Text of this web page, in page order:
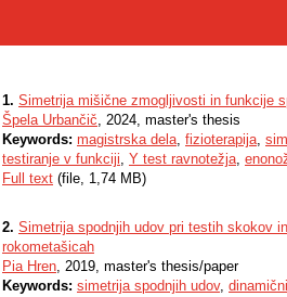
1. Simetrija mišične zmogljivosti in funkcije
Špela Urbančič, 2024, master's thesis
Keywords: magistrska dela, fizioterapija,
testiranje v funkciji, Y test ravnotežja,
Full text (file, 1,74 MB)
2. Simetrija spodnjih udov pri testih skokov
rokometašicah
Pia Hren, 2019, master's thesis/paper
Keywords: simetrija spodnjih udov,